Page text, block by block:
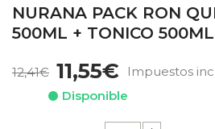
NURANA PACK RON
500ML + TONICO 500ML
12,41€ 11,55€
Impuestos
Disponible